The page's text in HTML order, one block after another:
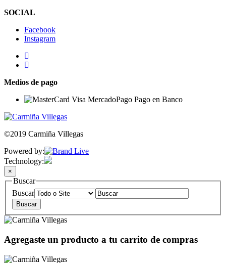
SOCIAL
Facebook
Instagram
Medios de pago
©2019 Carmiña Villegas
Powered by:
Technology:
×
Buscar
Buscar
Agregaste un producto a tu carrito de compras